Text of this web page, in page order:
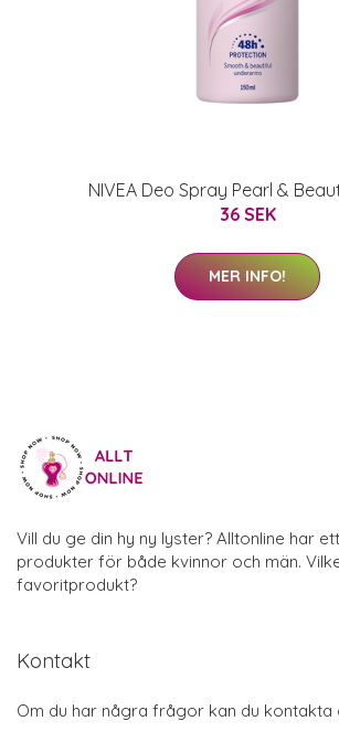
NIVEA Deo Spray Pearl &
36 SEK
MER INFO!
Vill du ge din hy ny lyster? Alltonline har
produkter för både kvinnor och män.
favoritprodukt?
Kontakt
Om du har några frågor kan du kontakta